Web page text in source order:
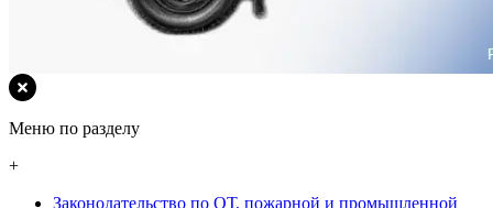
Меню по разделу
+
Законодательство по ОТ, пожарной и промышленной